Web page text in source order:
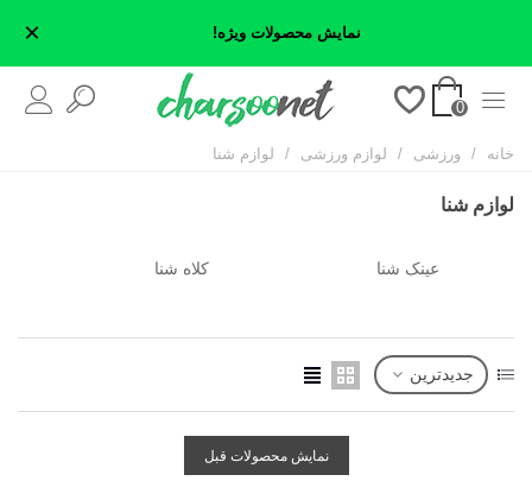
نمایش محصولات ویژه! ×
0
خانه / ورزشی / لوازم ورزشی / لوازم شنا
لوازم شنا
عینک شنا کلاه شنا
جدیدترین
نمایش محصولات قبل